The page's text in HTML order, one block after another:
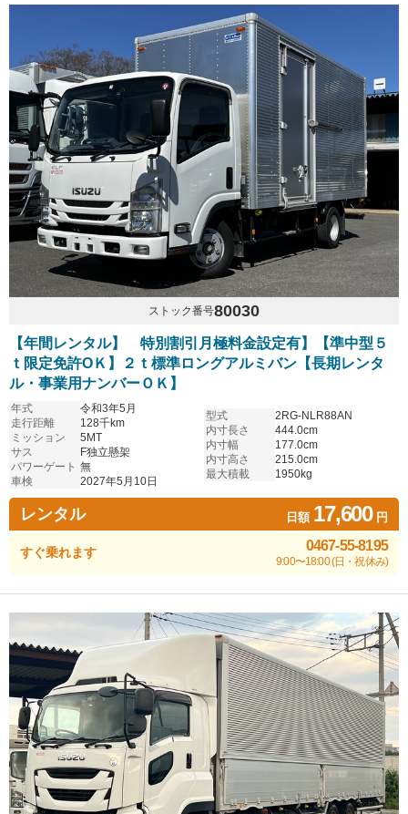
ストック番号80030
【年間レンタル】 特別割引月極料金設定有】【準中型５
ｔ限定免許OＫ】２ｔ標準ロングアルミバン【長期レンタ
ル・事業用ナンバーＯＫ】
年式
令和3年5月
走行距離
128千km
ミッション
5MT
サス
F独立懸架
パワーゲート 無
車検
2027年5月10日
型式
2RG-NLR88AN
内寸長さ
444.0cm
内寸幅
177.0cm
内寸高さ
215.0cm
最大積載
1950kg
レンタル 日額 17,600円
すぐ乗れます 0467-55-8195
9:00〜18:00 (日・祝休み)